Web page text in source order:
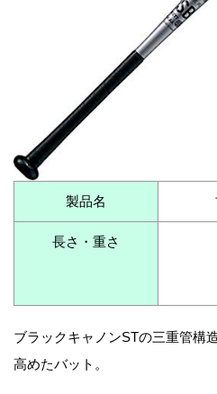
製品名
長さ・重さ
ブラックキャノンSTの三重管構
高めたバット。